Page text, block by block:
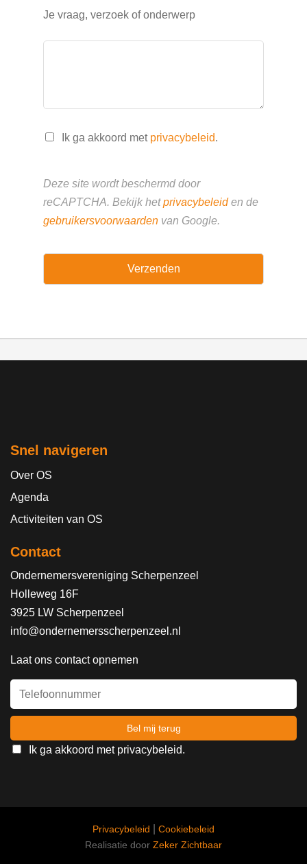
Je vraag, verzoek of onderwerp
Ik ga akkoord met privacybeleid.
Deze site wordt beschermd door
reCAPTCHA. Bekijk hetprivacybeleiden de
gebruikersvoorwaarden van Google.
Snel navigeren
Over OS
Agenda
Activiteiten van OS
Contact
Ondernemersvereniging Scherpenzeel
Holleweg 16F
3925 LW Scherpenzeel
info@ondernemersscherpenzeel.nl
Laat ons contact opnemen
Ik ga akkoord met privacybeleid.
Privacybeleid
Cookiebeleid
Realisatie door Zeker Zichtbaar